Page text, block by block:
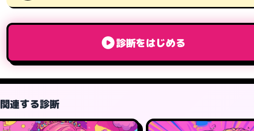
診断をはじめる
関連する診断